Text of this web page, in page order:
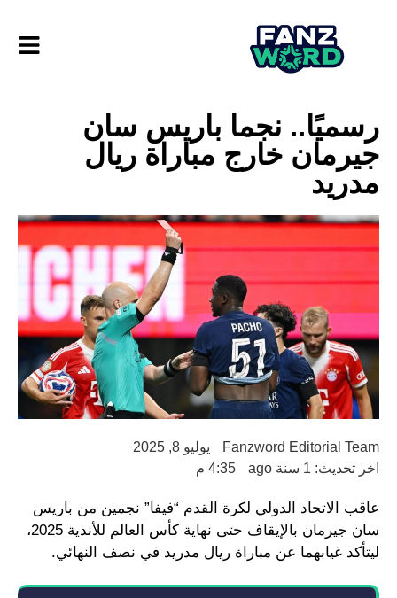
رسميًا.. نجما باريس سان
جيرمان خارج مباراة ريال
مدريد
Fanzword Editorial Team
يوليو 8, 2025
اخر تحديث: 1 سنة ago
4:35 م
عاقب الاتحاد الدولي لكرة القدم “فيفا” نجمين من باريس
سان جيرمان بالإيقاف حتى نهاية كأس العالم للأندية 2025،
ليتأكد غيابهما عن مباراة ريال مدريد في نصف النهائي.